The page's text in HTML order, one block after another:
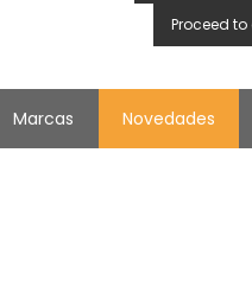
Proceed
Marcas Novedades